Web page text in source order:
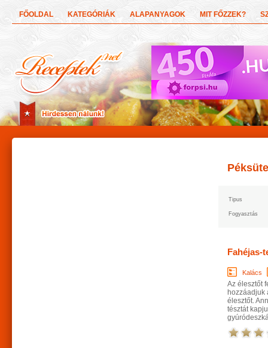
FŐOLDAL KATEGÓRIÁK ALAPANYAGOK MIT FŐZZEK?
Tipus
Fogyasztás
Fahéjas-
Kalács
Az élesztőt
hozzáadjuk
élesztőt.
tésztát